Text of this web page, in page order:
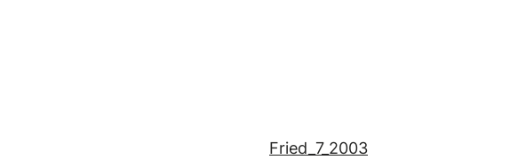
Fried_7_2003